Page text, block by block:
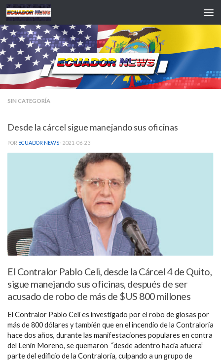
Saltar al contenido
SIN CATEGORÍA
Desde la cárcel sigue manejando sus oficinas
POR ECUADOR NEWS · 2021-06-23
El Contralor Pablo Celi, desde la Cárcel 4 de Quito,
sigue manejando sus oficinas, después de ser
acusado de robo de más de $US 800 millones
El Contralor Pablo Celi es investigado por el robo de glosas por
más de 800 dólares y también que en el incendio de la Contraloría
hace dos años, durante las manifestaciones populares en contra
del Lenin Moreno, se quemaron “desde adentro hacia afuera”
parte del edificio de la Contraloría, culpando a un grupo de